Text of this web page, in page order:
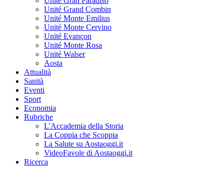
Unité Grand Combin
Unité Monte Emilius
Unité Monte Cervino
Unité Evançon
Unité Monte Rosa
Unité Walser
Aosta
Attualità
Sanità
Eventi
Sport
Economia
Rubriche
L'Accademia della Storia
La Coppia che Scoppia
La Salute su Aostaoggi.it
VideoFavole di Aostaoggi.it
Ricerca